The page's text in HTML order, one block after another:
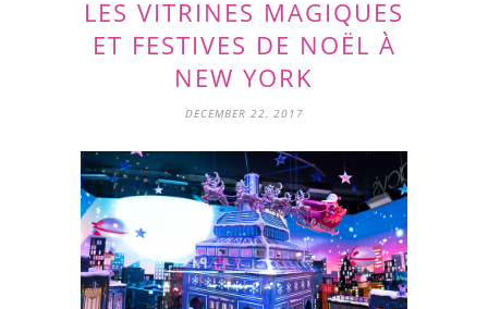
LES VITRINES MAGIQUES
ET FESTIVES DE NOËL À
NEW YORK
DECEMBER 22, 2017